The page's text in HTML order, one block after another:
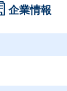
企業情報